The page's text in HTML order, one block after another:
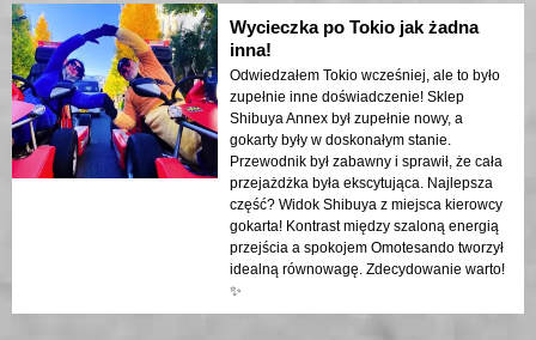
Wycieczka po Tokio jak żadna
inna!
Odwiedzałem Tokio wcześniej, ale to było
zupełnie inne doświadczenie! Sklep
Shibuya Annex był zupełnie nowy, a
gokarty były w doskonałym stanie.
Przewodnik był zabawny i sprawił, że cała
przejażdżka była ekscytująca. Najlepsza
część? Widok Shibuya z miejsca kierowcy
gokarta! Kontrast między szaloną energią
przejścia a spokojem Omotesando tworzył
idealną równowagę. Zdecydowanie warto!
✨